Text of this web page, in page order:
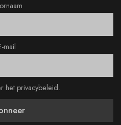
mail
het privacybeleid.